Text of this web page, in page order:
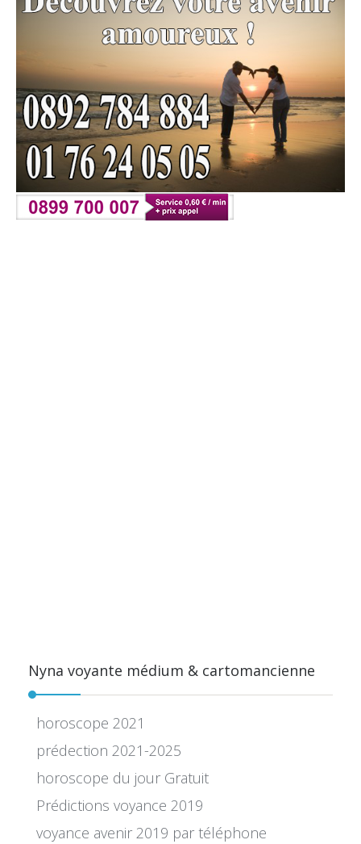
Nyna voyante médium & cartomancienne
horoscope 2021
prédection 2021-2025
horoscope du jour Gratuit
Prédictions voyance 2019
voyance avenir 2019 par téléphone